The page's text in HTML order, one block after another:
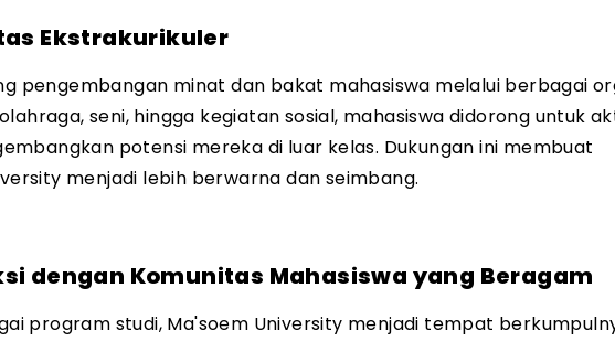
Ekstrakurikuler
pengembangan minat dan bakat mahasiswa melalui berbagai
seni, hingga kegiatan sosial, mahasiswa didorong untuk
potensi mereka di luar kelas. Dukungan ini membuat
menjadi lebih berwarna dan seimbang.
dengan Komunitas Mahasiswa yang Beragam
program studi, Ma'soem University menjadi tempat